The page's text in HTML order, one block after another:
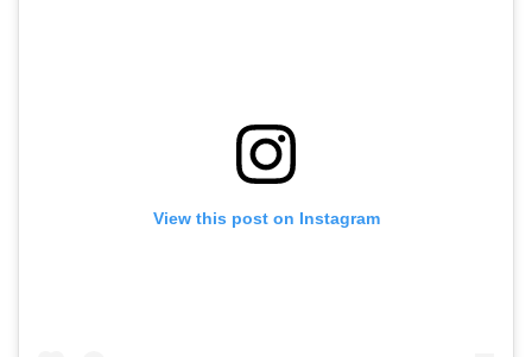
View this post on Instagram